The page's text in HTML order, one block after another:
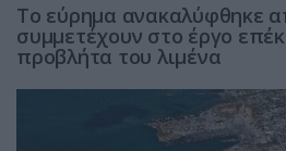
Το εύρημα ανακαλύφθηκε
συμμετέχουν στο έργο
προβλήτα του λιμένα